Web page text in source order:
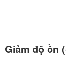
Giảm độ ồn